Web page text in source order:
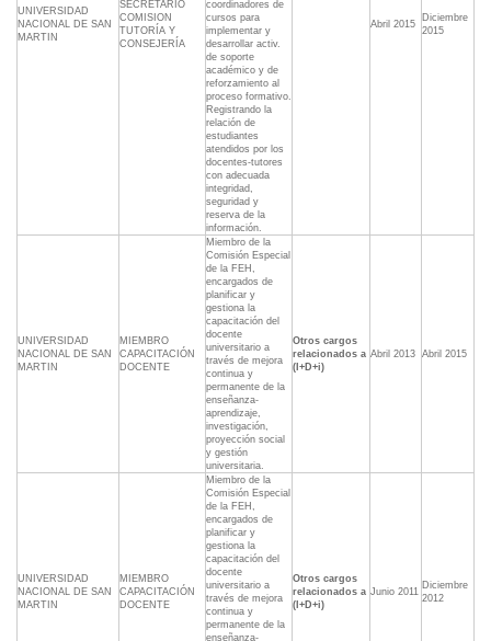
UNIVERSIDAD
NACIONAL DE SAN
MARTIN
SECRETARIO
COMISION
TUTORÍA Y
CONSEJERÍA
coordinadores de
cursos para
implementar y
desarrollar activ.
de soporte
académico y de
reforzamiento al
proceso formativo.
Registrando la
relación de
estudiantes
atendidos por los
docentes-tutores
con adecuada
integridad,
seguridad y
reserva de la
información.
Abril 2015
Diciembre
2015
UNIVERSIDAD
NACIONAL DE SAN
MARTIN
MIEMBRO
CAPACITACIÓN
DOCENTE
Miembro de la
Comisión Especial
de la FEH,
encargados de
planificar y
gestiona la
capacitación del
docente
universitario a
través de mejora
continua y
permanente de la
enseñanza-
aprendizaje,
investigación,
proyección social
y gestión
universitaria.
Otros cargos
relacionados a
(I+D+i)
Abril 2013 Abril 2015
UNIVERSIDAD
NACIONAL DE SAN
MARTIN
MIEMBRO
CAPACITACIÓN
DOCENTE
Miembro de la
Comisión Especial
de la FEH,
encargados de
planificar y
gestiona la
capacitación del
docente
universitario a
través de mejora
continua y
permanente de la
enseñanza-
Otros cargos
relacionados a
(I+D+i)
Junio 2011
Diciembre
2012